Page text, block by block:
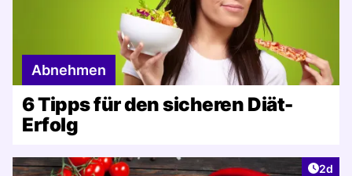
Abnehmen
6 Tipps für den sicheren Diät-
Erfolg
2d